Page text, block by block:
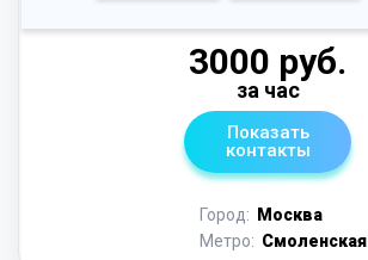
Город:
Москва
Метро: Смоленская
3000 руб.
за час
Показать
контакты